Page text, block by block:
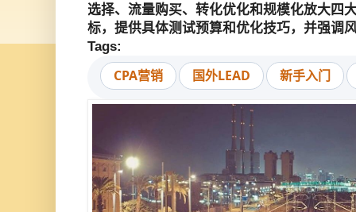
选择、流量购买、转化优化和规模化放大四
标，提供具体测试预算和优化技巧，并强调
Tags:
CPA营销 国外LEAD 新手入门